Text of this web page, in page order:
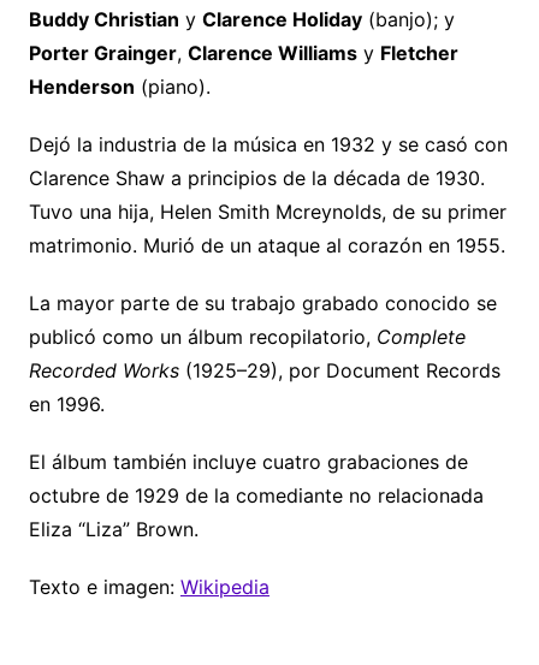
Buddy Christian y Clarence Holiday(banjo); y
Porter Grainger, Clarence Williamsy Fletcher
Henderson (piano).
Dejó la industria de la música en 1932 y se casó con
Clarence Shaw a principios de la década de 1930.
Tuvo una hija, Helen Smith Mcreynolds, de su primer
matrimonio. Murió de un ataque al corazón en 1955.
La mayor parte de su trabajo grabado conocido se
publicó como un álbum recopilatorio, Complete
Recorded Works(1925–29), por Document Records
en 1996.
El álbum también incluye cuatro grabaciones de
octubre de 1929 de la comediante no relacionada
Eliza “Liza” Brown.
Texto e imagen: Wikipedia